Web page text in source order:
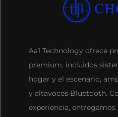
Aa1 Technology ofrece
premium, incluidos
hogar y el escenario,
y altavoces Bluetooth.
experiencia,